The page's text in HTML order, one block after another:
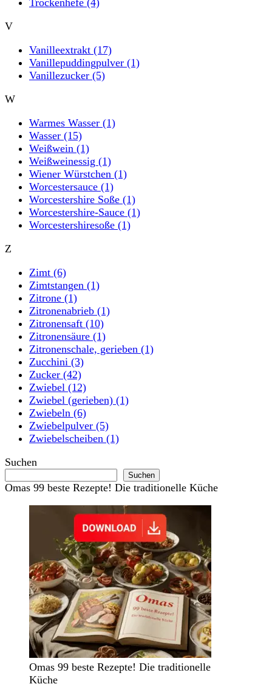
V
Vanilleextrakt (17)
Vanillepuddingpulver (1)
Vanillezucker (5)
W
Warmes Wasser (1)
Wasser (15)
Weißwein (1)
Weißweinessig (1)
Wiener Würstchen (1)
Worcestersauce (1)
Worcestershire Soße (1)
Worcestershire-Sauce (1)
Worcestershiresoße (1)
Z
Zimt (6)
Zimtstangen (1)
Zitrone (1)
Zitronenabrieb (1)
Zitronensaft (10)
Zitronensäure (1)
Zitronenschale, gerieben (1)
Zucchini (3)
Zucker (42)
Zwiebel (12)
Zwiebel (gerieben) (1)
Zwiebeln (6)
Zwiebelpulver (5)
Zwiebelscheiben (1)
Suchen
Suchen
Omas 99 beste Rezepte! Die traditionelle Küche
Omas 99 beste Rezepte! Die traditionelle
Küche